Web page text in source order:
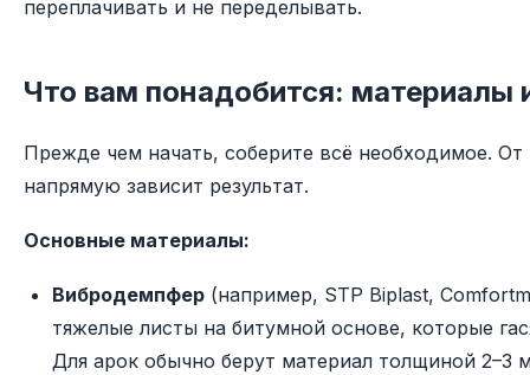
переплачивать и не переделывать.
Что вам понадобится: материалы
Прежде чем начать, соберите всё необходимое. От
напрямую зависит результат.
Основные материалы:
Вибродемпфер (например, STP Biplast,
тяжелые листы на битумной основе, которые
Для арок обычно берут материал толщиной 2–3